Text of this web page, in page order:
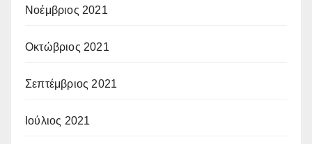
Νοέμβριος 2021
Οκτώβριος 2021
Σεπτέμβριος 2021
Ιούλιος 2021